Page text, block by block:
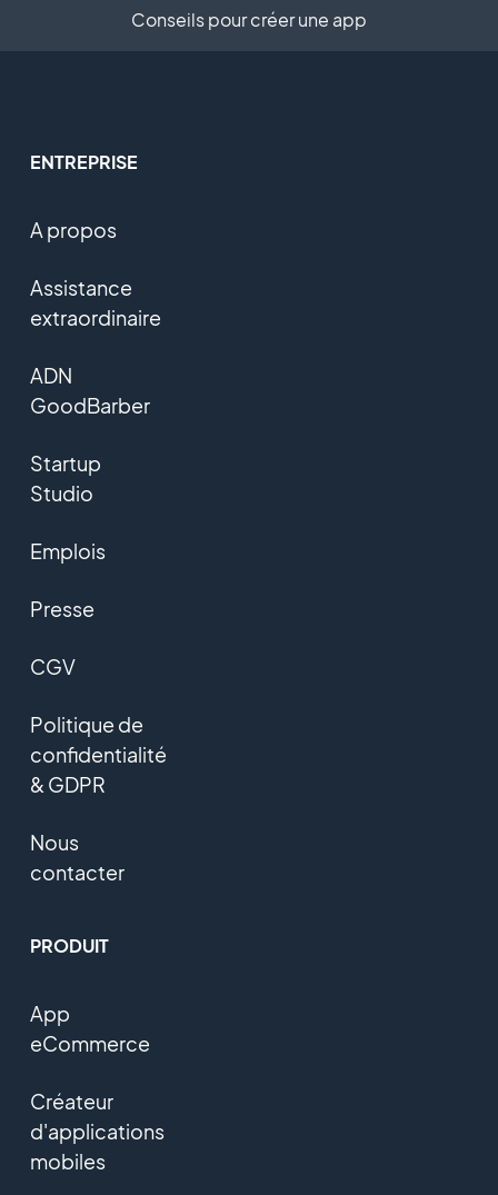
Conseils pour créer une app
ENTREPRISE
A propos
Assistance
extraordinaire
ADN
GoodBarber
Startup
Studio
Emplois
Presse
CGV
Politique de
confidentialité
& GDPR
Nous
contacter
PRODUIT
App
eCommerce
Créateur
d'applications
mobiles